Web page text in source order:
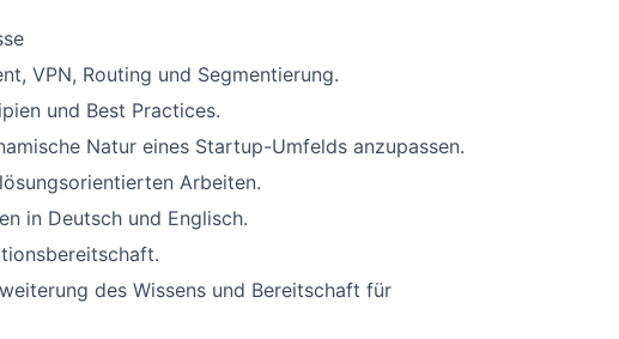
VPN, Routing und Segmentierung.
und Best Practices.
Natur eines Startup-Umfelds anzupassen.
Arbeiten.
in Deutsch und Englisch.
des Wissens und Bereitschaft für